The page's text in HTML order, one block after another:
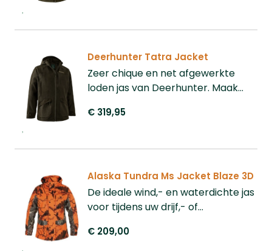
Deerhunter Tatra Jacket
Zeer chique en net afgewerkte
loden jas van Deerhunter. Maak
de Tatra Trousers
€ 319,95
Alaska Tundra Ms Jacket Blaze 3D
De ideale wind,- en waterdichte jas
voor tijdens uw drijf,- of
€ 209,00